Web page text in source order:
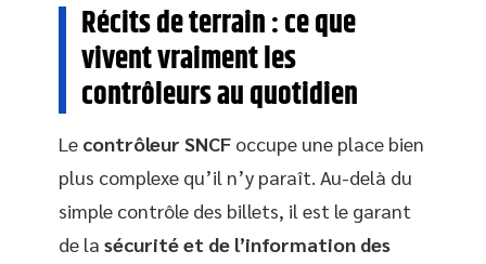
Récits de terrain : ce que
vivent vraiment les
contrôleurs au quotidien
Le contrôleur SNCF occupe une place bien
plus complexe qu’il n’y paraît. Au-delà du
simple contrôle des billets, il est le garant
de la sécurité et de l’information des